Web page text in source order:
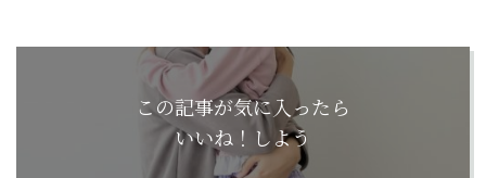
この記事が気に入ったら
いいね！しよう